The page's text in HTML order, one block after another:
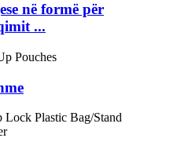
në formë për
...